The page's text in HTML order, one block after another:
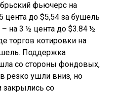
фьючерс на
цента до $5,54 за бушель
– на 3 ½ цента до $3.84 ½
торгов котировки на
Поддержка
со стороны фондовых,
резко ушли вниз, но
закрылись со